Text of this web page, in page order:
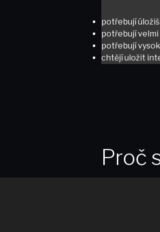
potřebují
potřebují velmi
potřebují
chtějí uložit
Proč